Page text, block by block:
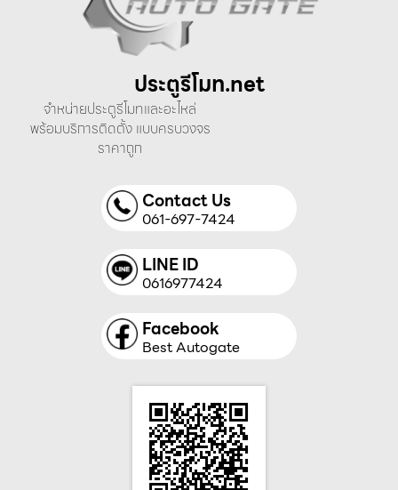
ประตูรีโมท.net
จำหน่ายประตูรีโมทและอะไหล่
พร้อมบริการติดตั้ง แบบครบวงจร
ราคาถูก
Contact Us
061-697-7424
LINE ID
0616977424
Facebook
Best Autogate